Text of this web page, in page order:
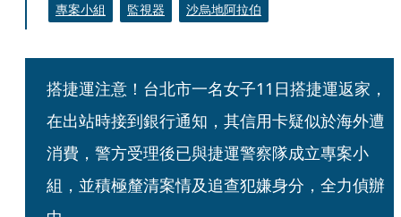
專案小組
監視器 沙烏地阿拉伯
搭捷運注意！台北市一名女子11日搭捷運返家，
在出站時接到銀行通知，其信用卡疑似於海外遭
消費，警方受理後已與捷運警察隊成立專案小
組，並積極釐清案情及追查犯嫌身分，全力偵辦